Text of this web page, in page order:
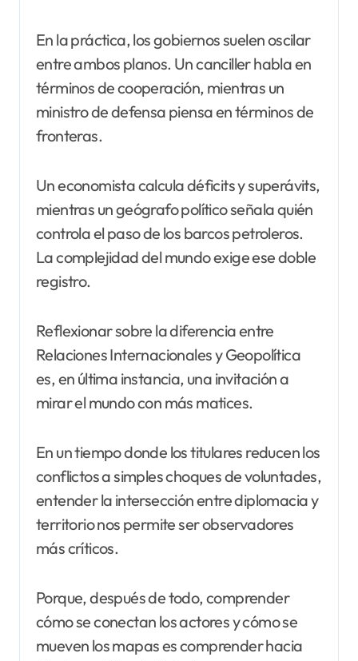
En la práctica, los gobiernos suelen oscilar
entre ambos planos. Un canciller habla en
términos de cooperación, mientras un
ministro de defensa piensa en términos de
fronteras.
Un economista calcula déficits y superávits,
mientras un geógrafo político señala quién
controla el paso de los barcos petroleros.
La complejidad del mundo exige ese doble
registro.
Reflexionar sobre la diferencia entre
Relaciones Internacionales y Geopolítica
es, en última instancia, una invitación a
mirar el mundo con más matices.
En un tiempo donde los titulares reducen los
conflictos a simples choques de voluntades,
entender la intersección entre diplomacia y
territorio nos permite ser observadores
más críticos.
Porque, después de todo, comprender
cómo se conectan los actores y cómo se
mueven los mapas es comprender hacia